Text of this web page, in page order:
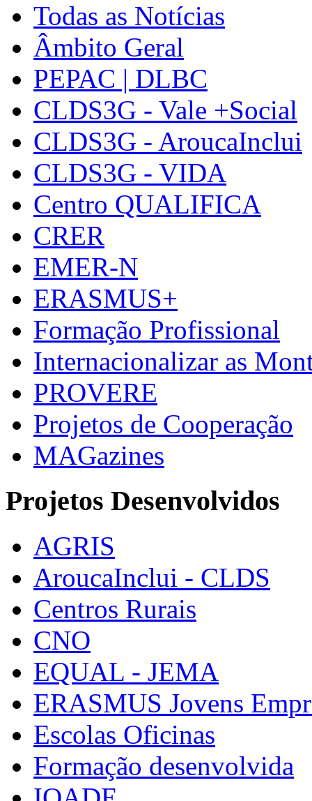
Todas as Notícias
Âmbito Geral
PEPAC | DLBC
CLDS3G - Vale +Social
CLDS3G - AroucaInclui
CLDS3G - VIDA
Centro QUALIFICA
CRER
EMER-N
ERASMUS+
Formação Profissional
Internacionalizar as
PROVERE
Projetos de Cooperação
MAGazines
Projetos Desenvolvidos
AGRIS
AroucaInclui - CLDS
Centros Rurais
CNO
EQUAL - JEMA
ERASMUS Jovens
Escolas Oficinas
Formação desenvolvida